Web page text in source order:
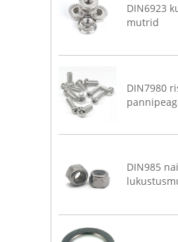
DIN6923
mutrid
DIN7980
DIN985